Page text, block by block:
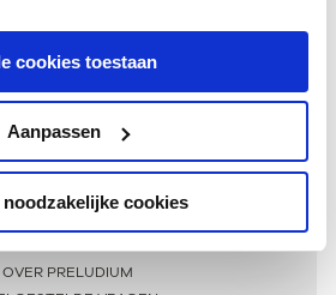
cookies toestaan
Aanpassen
cookies
informatie
OVER PRELUDIUM